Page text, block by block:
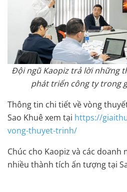
Đội ngũ Kaopiz trả lời những
phát triển công ty trong
Thông tin chi tiết về vòng
Sao Khuê xem tại https://
vong-thuyet-trinh/
Chúc cho Kaopiz và các doanh
nhiều thành tích ấn tượng tại